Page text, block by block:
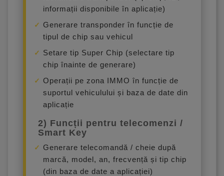
informații disponibile în aplicație)
Generare transponder în funcție de
tipul de chip sau vehicul
Setare tip Super Chip (selectare tip
chip înainte de generare)
Operații pe zona IMMO în funcție de
suportul vehiculului și baza de date din
aplicație
2) Funcții pentru telecomenzi /
Smart Key
Generare telecomandă / cheie după
marcă, model, an, frecvență și tip chip
(din baza de date a aplicației)